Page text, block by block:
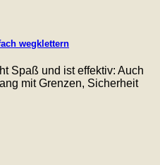
wegklettern
Spaß und ist effektiv: Auch
mit Grenzen, Sicherheit